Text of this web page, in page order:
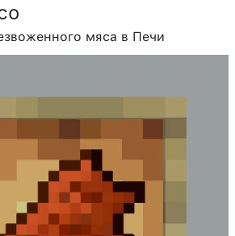
мяса в Печи